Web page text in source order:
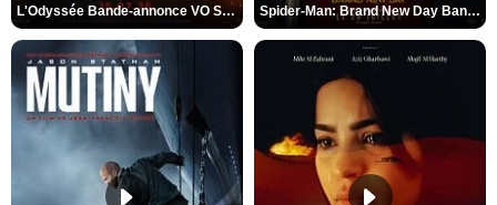
L'Odyssée Bande-annonce VO STFR Spider-Man: Brand New Day Bande-annonce VO STFR